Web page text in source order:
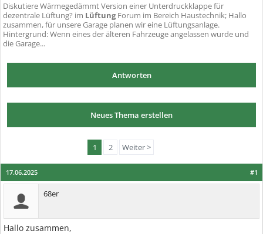
DiskutiereWärmegedämmt Version einer Unterdruckklappe für
dezentrale Lüftung? im Lüftung Forum im Bereich Haustechnik; Hallo
zusammen, für unsere Garage planen wir eine Lüftungsanlage.
Hintergrund: Wenn eines der älteren Fahrzeuge angelassen wurde und
die Garage...
Antworten
Neues Thema erstellen
1 2 Weiter >
#1
17.06.2025
68er
Hallo zusammen,